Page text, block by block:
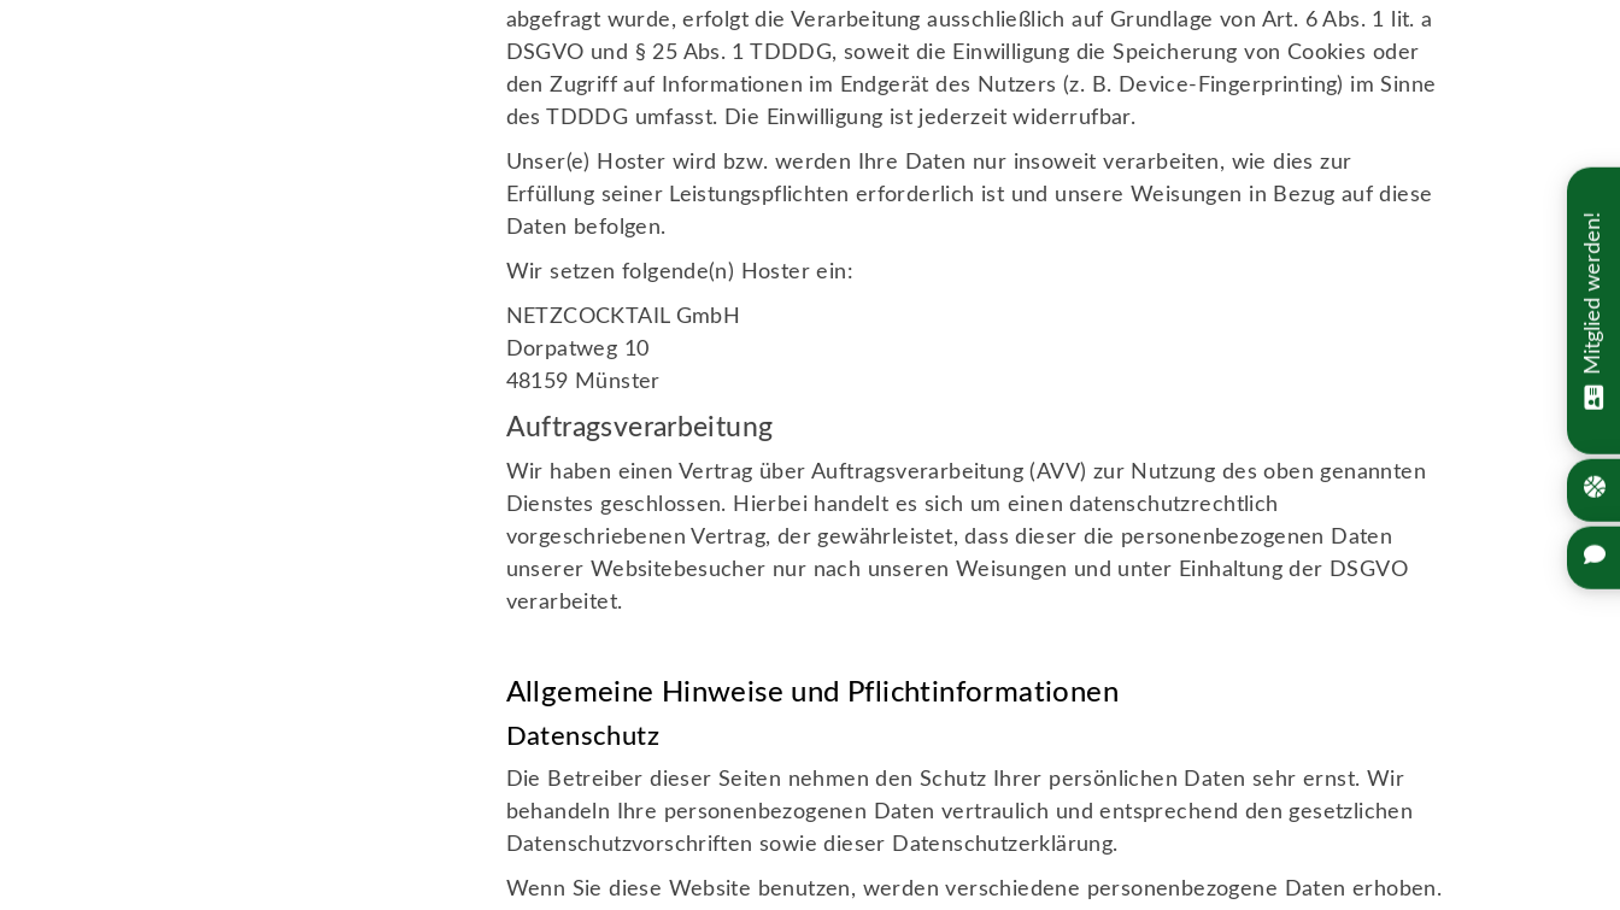
abgefragt wurde, erfolgt die Verarbeitung ausschließlich auf Grundlage von Art. 6 Abs. 1 lit. a
DSGVO und § 25 Abs. 1 TDDDG, soweit die Einwilligung die Speicherung von Cookies oder
den Zugriff auf Informationen im Endgerät des Nutzers (z. B. Device-Fingerprinting) im Sinne
des TDDDG umfasst. Die Einwilligung ist jederzeit widerrufbar.
Unser(e) Hoster wird bzw. werden Ihre Daten nur insoweit verarbeiten, wie dies zur
Erfüllung seiner Leistungspflichten erforderlich ist und unsere Weisungen in Bezug auf diese
Daten befolgen.
Wir setzen folgende(n) Hoster ein:
NETZCOCKTAIL GmbH
Dorpatweg 10
48159 Münster
Auftragsverarbeitung
Wir haben einen Vertrag über Auftragsverarbeitung (AVV) zur Nutzung des oben genannten
Dienstes geschlossen. Hierbei handelt es sich um einen datenschutzrechtlich
vorgeschriebenen Vertrag, der gewährleistet, dass dieser die personenbezogenen Daten
unserer Websitebesucher nur nach unseren Weisungen und unter Einhaltung der DSGVO
verarbeitet.
Allgemeine Hinweise und Pflicht­informationen
Datenschutz
Die Betreiber dieser Seiten nehmen den Schutz Ihrer persönlichen Daten sehr ernst. Wir
behandeln Ihre personenbezogenen Daten vertraulich und entsprechend den gesetzlichen
Datenschutzvorschriften sowie dieser Datenschutzerklärung.
Wenn Sie diese Website benutzen, werden verschiedene personenbezogene Daten erhoben.
Mitglied werden!